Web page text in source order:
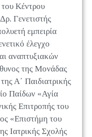
Κέντρου
Γενετιστής
εμπειρία
έλεγχο
αναπτυξιακών
της Μονάδας
Α΄ Παιδιατρικής
Παίδων «Αγία
Επιτροπής του
«Επιστήμη του
Ιατρικής Σχολής